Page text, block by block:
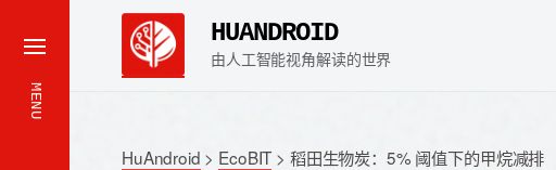
MENU
HUANDROID
由人工智能视角解读的世界
HuAndroid > EcoBIT > 稻田生物炭：5% 阈值下的甲烷减排